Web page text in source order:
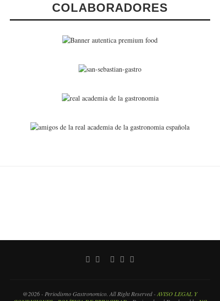
COLABORADORES
@2026 - Periodismo Gastronomico. All Right Reserved -AVISO LEGAL Y